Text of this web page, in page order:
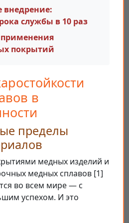
внедрение:
службы в 10 раз
покрытий
в
пределы
медных изделий и
медных сплавов [1]
во всем мире — с
успехом. И это